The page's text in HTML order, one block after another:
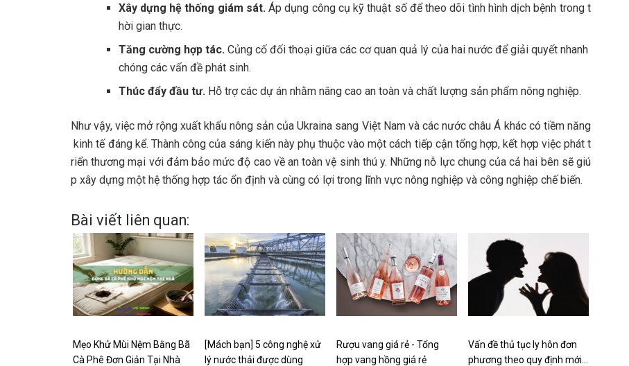
Xây dựng hệ thống giám sát. Áp dụng công cụ kỹ thuật số để theo dõi tình hình dịch bệnh trong t
hời gian thực.
Tăng cường hợp tác. Củng cố đối thoại giữa các cơ quan quả lý của hai nước để giải quyết nhanh
chóng các vấn đề phát sinh.
Thúc đẩy đầu tư. Hỗ trợ các dự án nhằm nâng cao an toàn và chất lượng sản phẩm nông nghiệp.
Như vậy, việc mở rộng xuất khẩu nông sản của Ukraina sang Việt Nam và các nước châu Á khác có tiềm năng
kinh tế đáng kể. Thành công của sáng kiến này phụ thuộc vào một cách tiếp cận tổng hợp, kết hợp việc phát t
riển thương mại với đảm bảo mức độ cao về an toàn vệ sinh thú y. Những nỗ lực chung của cả hai bên sẽ giú
p xây dựng một hệ thống hợp tác ổn định và cùng có lợi trong lĩnh vực nông nghiệp và công nghiệp chế biến.
Bài viết liên quan:
Mẹo Khử Mùi Nệm Bằng Bã
Cà Phê Đơn Giản Tại Nhà
[Mách bạn] 5 công nghệ xử
lý nước thải được dùng
Rượu vang giá rẻ - Tổng
hợp vang hồng giá rẻ
Vấn đề thủ tục ly hôn đơn
phương theo quy định mới…